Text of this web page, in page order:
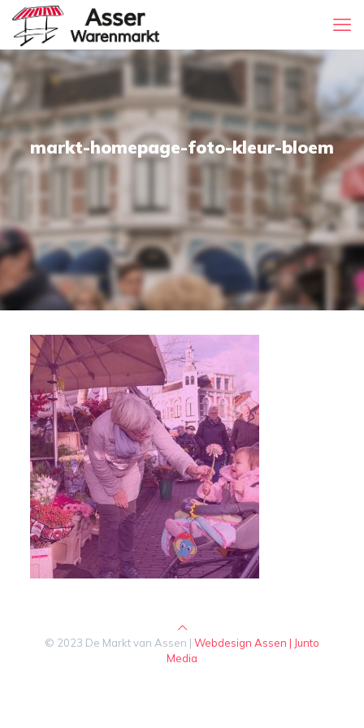
markt-homepage-foto-kleur-bloem
© 2023 De Markt van Assen | Webdesign Assen | Junto
Media